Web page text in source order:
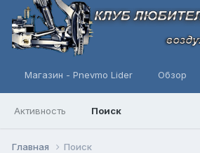
Магазин - Pnevmo Lider Обзор
Активность Поиск
Главная Поиск